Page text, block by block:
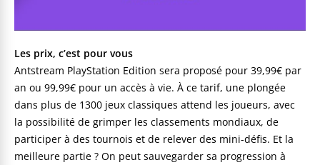
Les prix, c’est pour vous
Antstream PlayStation Edition sera proposé pour 39,99€ par
an ou 99,99€ pour un accès à vie. À ce tarif, une plongée
dans plus de 1300 jeux classiques attend les joueurs, avec
la possibilité de grimper les classements mondiaux, de
participer à des tournois et de relever des mini-défis. Et la
meilleure partie ? On peut sauvegarder sa progression à